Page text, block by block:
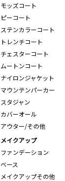
モッズコート
ピーコート
ステンカラーコート
トレンチコート
チェスターコート
ムートンコート
ナイロンジャケット
マウンテンパーカー
スタジャン
カバーオール
アウター/その他
メイクアップ
ファンデーション
ベース
メイクアップその他